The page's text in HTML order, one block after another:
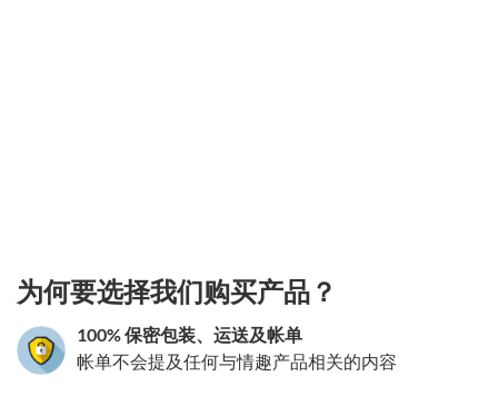
为何要选择我们购买产品？
100% 保密包装、运送及帐单
帐单不会提及任何与情趣产品相关的内容